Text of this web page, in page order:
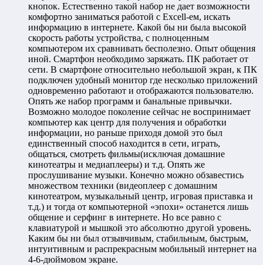
кнопок. Естественно такой набор не дает возможности
комфортно заниматься работой с Excell-ем, искать
информацию в интернете. Какой бы ни была высокой
скорость работы устройства, с полноценным
компьютером их сравнивать бесполезно. Опыт общения
иной. Смартфон необходимо заряжать. ПК работает от
сети. В смартфоне относительно небольшой экран, к ПК
подключен удобный монитор где несколько приложений
одновременно работают и отображаются пользователю.
Опять же набор программ и банальные привычки.
Возможно молодое поколение сейчас не воспринимает
компьютер как центр для получения и обработки
информации, но раньше приходя домой это был
единственный способ находится в сети, играть,
общаться, смотреть фильмы(исключая домашние
кинотеатры и медиаплееры) и т.д. Опять же
прослушивание музыки. Конечно можно обзавестись
множеством техники (видеоплеер с домашним
кинотеатром, музыкальный центр, игровая приставка и
т.д.) и тогда от компьютерной «эпохи» останется лишь
общение и серфинг в интернете. Но все равно с
клавиатурой и мышкой это абсолютно другой уровень.
Каким бы ни был отзывчивым, стабильным, быстрым,
интуитивным и распрекрасным мобильный интернет на
4-6-дюймовом экране.